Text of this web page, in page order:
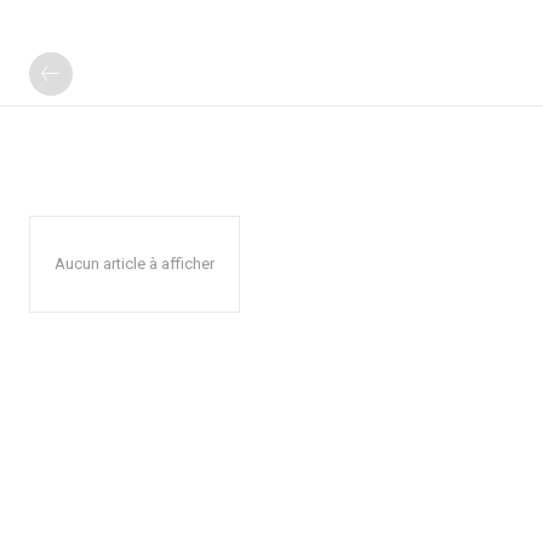
Aucun article à afficher